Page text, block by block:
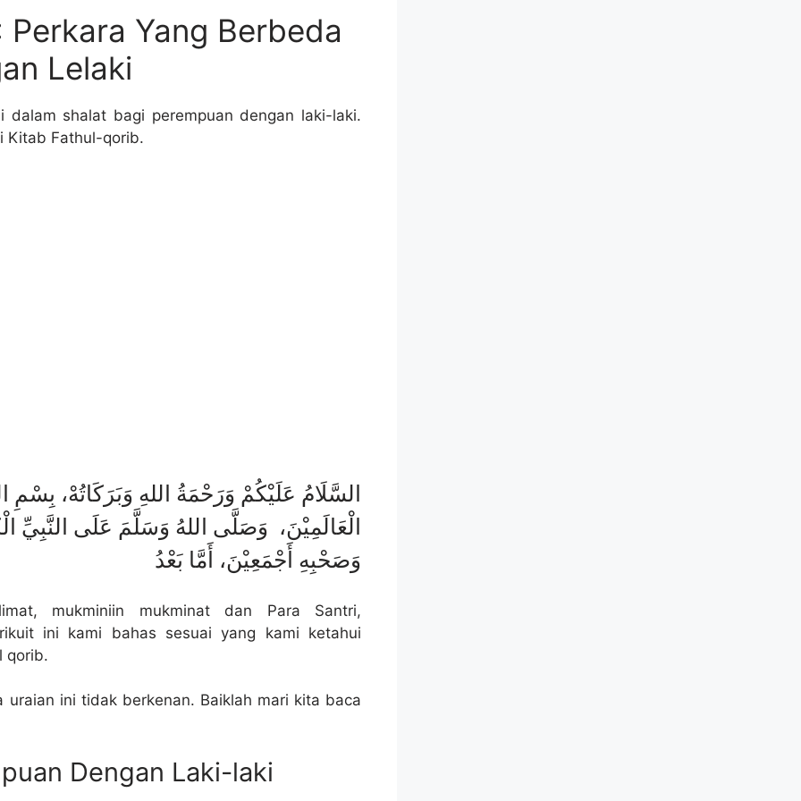
Yang Berbeda
Lelaki
shalat bagi perempuan dengan laki-laki.
Kitab Fathul-qorib.
السَّلَامُ عَلَيْكُمْ وَرَحْمَةُ اللهِ وَبَرَكَاتُهْ،
الْعَالَمِيْنَ، وَصَلَّى اللهُ وَسَلَّمَ عَلَى النَّبِيِّ
وَصَحْبِهِ أَجْمَعِيْنَ، أَمَّا بَعْدُ
mukminiin mukminat dan Para Santri,
ini kami bahas sesuai yang kami ketahui
qorib.
uraian ini tidak berkenan. Baiklah mari kita baca
Dengan Laki-laki